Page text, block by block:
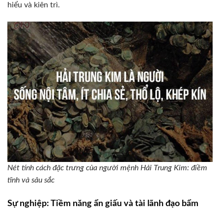
hiểu và kiên trì.
Nét tính cách đặc trưng của người mệnh Hải Trung Kim: điềm
tĩnh và sâu sắc
Sự nghiệp: Tiềm năng ẩn giấu và tài lãnh đạo bẩm